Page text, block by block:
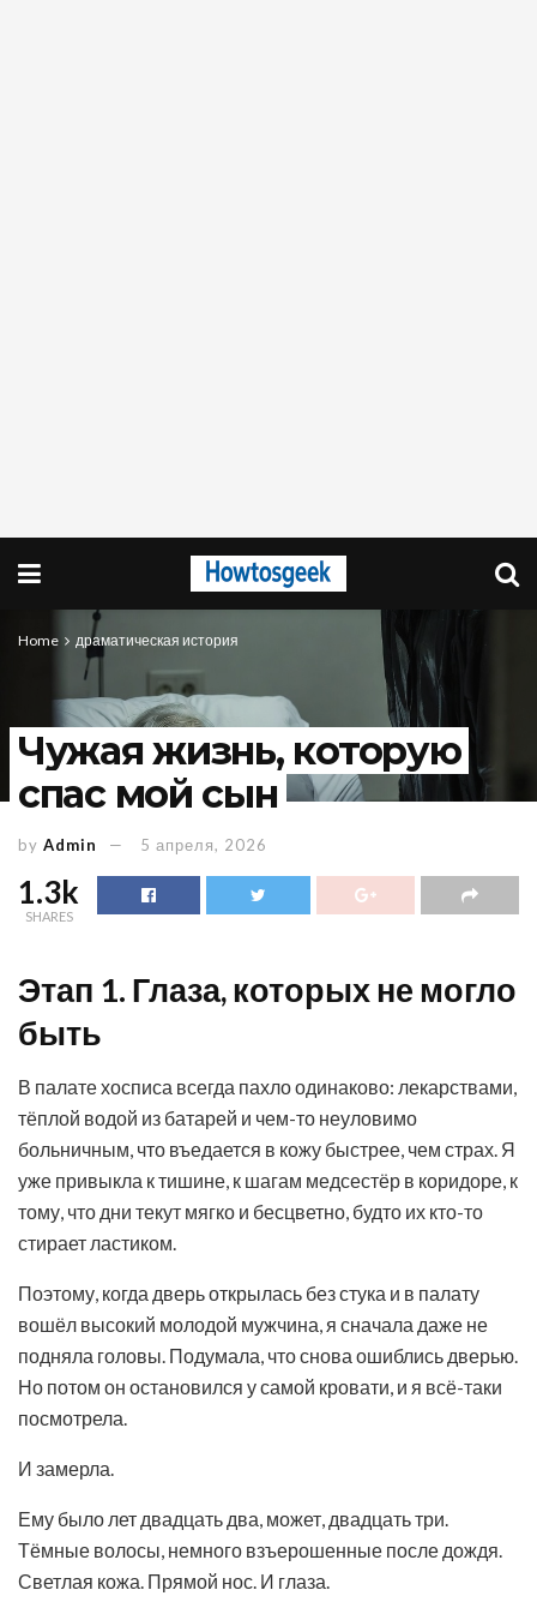
Home драматическая история
Чужая жизнь, которую
спас мой сын
by Admin 5 апреля, 2026
1.3k
SHARES
Этап 1. Глаза, которых не могло
быть
В палате хосписа всегда пахло одинаково: лекарствами,
тёплой водой из батарей и чем-то неуловимо
больничным, что въедается в кожу быстрее, чем страх. Я
уже привыкла к тишине, к шагам медсестёр в коридоре, к
тому, что дни текут мягко и бесцветно, будто их кто-то
стирает ластиком.
Поэтому, когда дверь открылась без стука и в палату
вошёл высокий молодой мужчина, я сначала даже не
подняла головы. Подумала, что снова ошиблись дверью.
Но потом он остановился у самой кровати, и я всё-таки
посмотрела.
И замерла.
Ему было лет двадцать два, может, двадцать три.
Тёмные волосы, немного взъерошенные после дождя.
Светлая кожа. Прямой нос. И глаза.